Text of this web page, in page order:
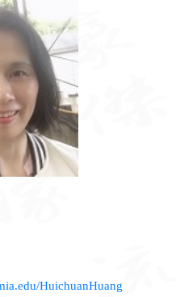
HuichuanHuang